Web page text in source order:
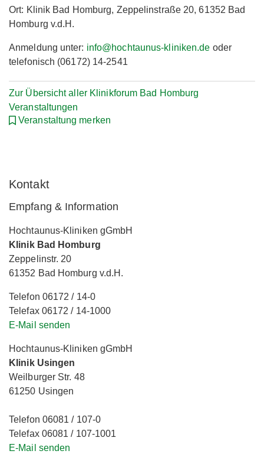
Ort: Klinik Bad Homburg, Zeppelinstraße 20, 61352 Bad
Homburg v.d.H.
Anmeldung unter: info@hochtaunus-kliniken.de oder
telefonisch (06172) 14-2541
Zur Übersicht aller Klinikforum Bad Homburg
Veranstaltungen
Veranstaltung merken
Kontakt
Empfang & Information
Hochtaunus-Kliniken gGmbH
Klinik Bad Homburg
Zeppelinstr. 20
61352 Bad Homburg v.d.H.
Telefon 06172 / 14-0
Telefax 06172 / 14-1000
E-Mail senden
Hochtaunus-Kliniken gGmbH
Klinik Usingen
Weilburger Str. 48
61250 Usingen
Telefon 06081 / 107-0
Telefax 06081 / 107-1001
E-Mail senden